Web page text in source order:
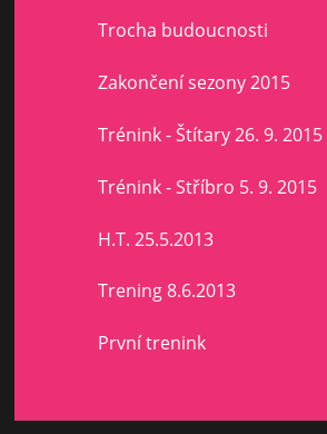
Trocha budoucnosti
Zakončení sezony 2015
Trénink - Štítary 26. 9. 2015
Trénink - Stříbro 5. 9. 2015
H.T. 25.5.2013
Trening 8.6.2013
První trenink